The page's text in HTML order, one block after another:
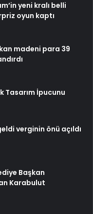
yeni kralı belli
oyun kaptı
madeni para 39
Tasarım İpucunu
verginin önü açıldı
Başkan
Karabulut